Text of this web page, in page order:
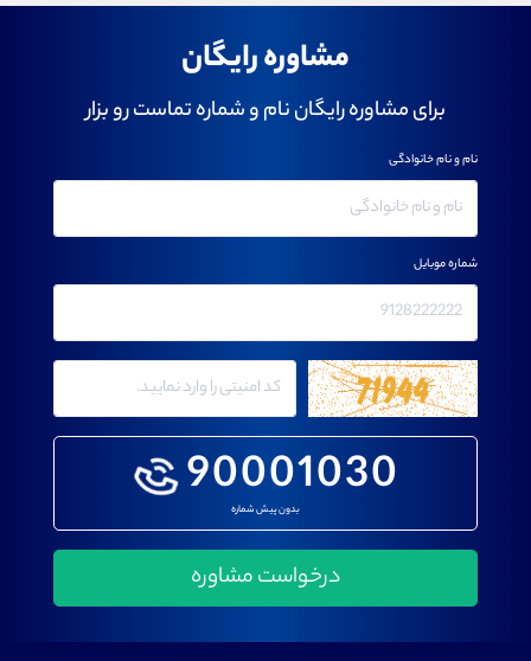
مشاوره رایگان
برای مشاوره رایگان نام و شماره تماست رو بزار
90001030
بدون پیش شماره
نام و نام خانوادگی
شماره موبایل